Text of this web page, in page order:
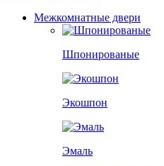
Межкомнатные двери
Шпонированые
Экошпон
Эмаль